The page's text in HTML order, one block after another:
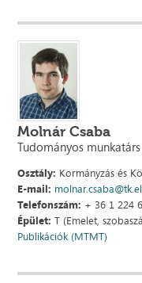
Molnár Csaba
Tudományos munkatárs
Osztály: Kormányzás és
E-mail:
Telefonszám: + 36 1 224
Épület: T (Emelet,
Publikációk (MTMT)